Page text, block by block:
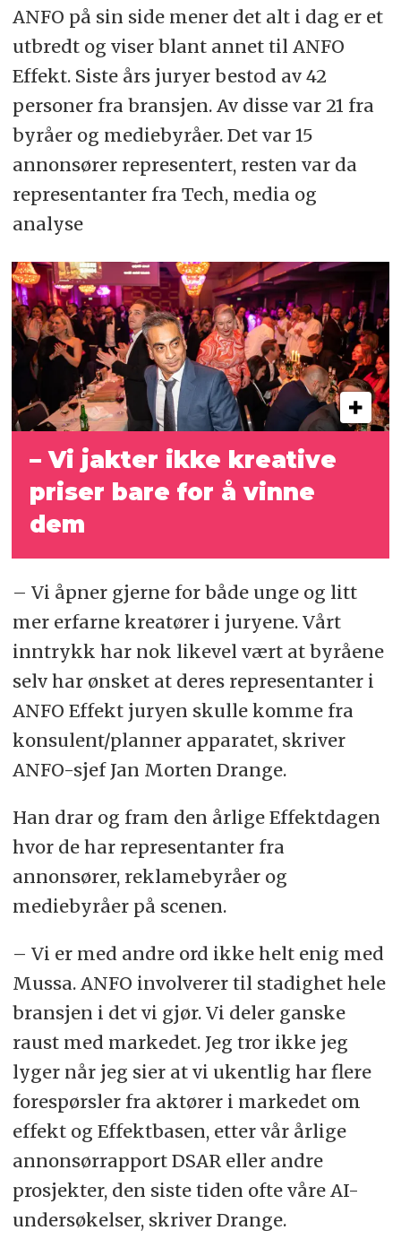
ANFO på sin side mener det alt i dag er et
utbredt og viser blant annet til ANFO
Effekt. Siste års juryer bestod av 42
personer fra bransjen. Av disse var 21 fra
byråer og mediebyråer. Det var 15
annonsører representert, resten var da
representanter fra Tech, media og
analyse
– Vi jakter ikke kreative
priser bare for å vinne
dem
– Vi åpner gjerne for både unge og litt
mer erfarne kreatører i juryene. Vårt
inntrykk har nok likevel vært at byråene
selv har ønsket at deres representanter i
ANFO Effekt juryen skulle komme fra
konsulent/planner apparatet, skriver
ANFO-sjef Jan Morten Drange.
Han drar og fram den årlige Effektdagen
hvor de har representanter fra
annonsører, reklamebyråer og
mediebyråer på scenen.
– Vi er med andre ord ikke helt enig med
Mussa. ANFO involverer til stadighet hele
bransjen i det vi gjør. Vi deler ganske
raust med markedet. Jeg tror ikke jeg
lyger når jeg sier at vi ukentlig har flere
forespørsler fra aktører i markedet om
effekt og Effektbasen, etter vår årlige
annonsørrapport DSAR eller andre
prosjekter, den siste tiden ofte våre AI-
undersøkelser, skriver Drange.